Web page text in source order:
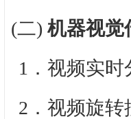
(二) 机器视觉
1．视频实
2．视频旋转